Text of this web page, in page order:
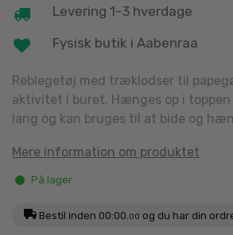
Levering 1-3 hverdage
Fysisk butik i Aabenraa
Reblegetøj med træklodser til
aktivitet i buret. Hænges op i toppen
lang og kan bruges til at bide og
Mere information om produktet
På lager
Bestil inden 00:00. 00 og du har din